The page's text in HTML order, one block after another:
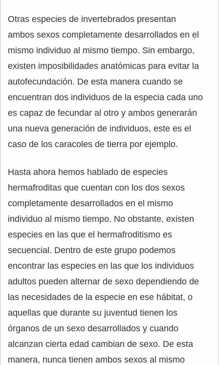
Otras especies de invertebrados presentan
ambos sexos completamente desarrollados en el
mismo individuo al mismo tiempo. Sin embargo,
existen imposibilidades anatómicas para evitar la
autofecundación. De esta manera cuando se
encuentran dos individuos de la especia cada uno
es capaz de fecundar al otro y ambos generarán
una nueva generación de individuos, este es el
caso de los caracoles de tierra por ejemplo.
Hasta ahora hemos hablado de especies
hermafroditas que cuentan con los dos sexos
completamente desarrollados en el mismo
individuo al mismo tiempo. No obstante, existen
especies en las que el hermafroditismo es
secuencial. Dentro de este grupo podemos
encontrar las especies en las que los individuos
adultos pueden alternar de sexo dependiendo de
las necesidades de la especie en ese hábitat, o
aquellas que durante su juventud tienen los
órganos de un sexo desarrollados y cuando
alcanzan cierta edad cambian de sexo. De esta
manera, nunca tienen ambos sexos al mismo